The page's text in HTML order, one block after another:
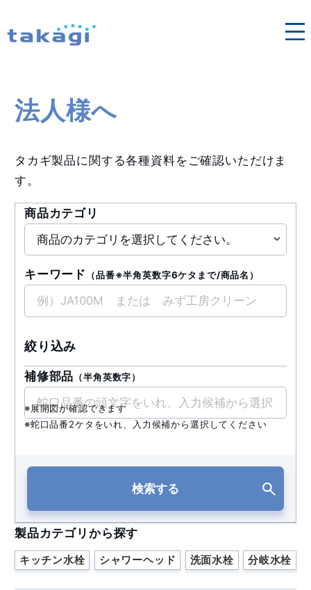
法人様へ
法人様へ
タカギ製品に関する各種資料をご確認いただけま
す。
商品カテゴリ
キーワード （品番※半角英数字6ケタまで/商品名）
絞り込み
補修部品 （半角英数字）
※展開図が確認できます
※蛇口品番2ケタをいれ、入力候補から選択してください
検索する
製品カテゴリから探す
キッチン水栓 シャワーヘッド 洗面水栓 分岐水栓